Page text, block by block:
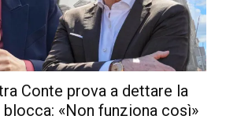
Conte prova a dettare la
blocca: «Non funziona così»